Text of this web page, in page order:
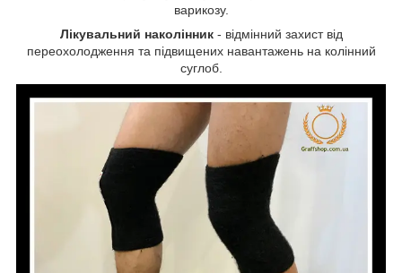
варикозу.
Лікувальний наколінник- відмінний захист від
переохолодження та підвищених навантажень на колінний
суглоб.